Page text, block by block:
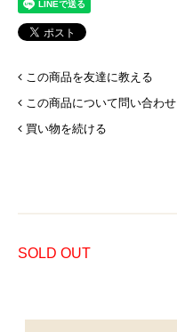
この商品を友達に教える
この商品について問い合わ
買い物を続ける
SOLD OUT